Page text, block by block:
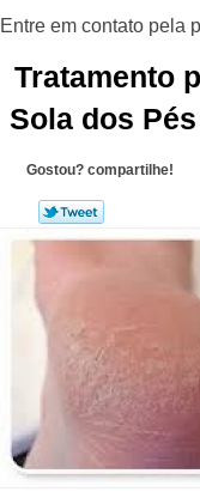
Tratamento
Sola dos
Gostou? compartilhe!